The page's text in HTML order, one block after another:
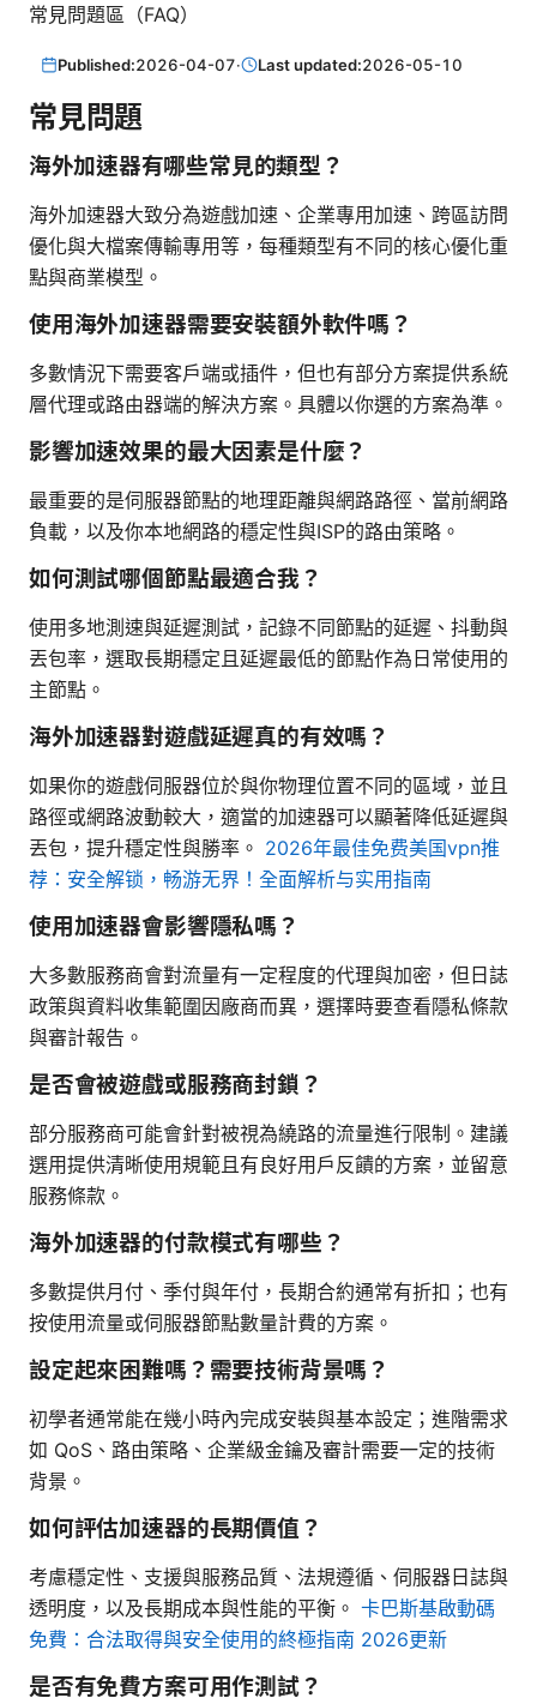
常見問題區（FAQ）
Published:2026-04-07· Last updated:2026-05-10
常見問題
海外加速器有哪些常見的類型？
海外加速器大致分為遊戲加速、企業專用加速、跨區訪問
優化與大檔案傳輸專用等，每種類型有不同的核心優化重
點與商業模型。
使用海外加速器需要安裝額外軟件嗎？
多數情況下需要客戶端或插件，但也有部分方案提供系統
層代理或路由器端的解決方案。具體以你選的方案為準。
影響加速效果的最大因素是什麼？
最重要的是伺服器節點的地理距離與網路路徑、當前網路
負載，以及你本地網路的穩定性與ISP的路由策略。
如何測試哪個節點最適合我？
使用多地測速與延遲測試，記錄不同節點的延遲、抖動與
丟包率，選取長期穩定且延遲最低的節點作為日常使用的
主節點。
海外加速器對遊戲延遲真的有效嗎？
如果你的遊戲伺服器位於與你物理位置不同的區域，並且
路徑或網路波動較大，適當的加速器可以顯著降低延遲與
丟包，提升穩定性與勝率。 2026年最佳免费美国vpn推
荐：安全解锁，畅游无界！全面解析与实用指南
使用加速器會影響隱私嗎？
大多數服務商會對流量有一定程度的代理與加密，但日誌
政策與資料收集範圍因廠商而異，選擇時要查看隱私條款
與審計報告。
是否會被遊戲或服務商封鎖？
部分服務商可能會針對被視為繞路的流量進行限制。建議
選用提供清晰使用規範且有良好用戶反饋的方案，並留意
服務條款。
海外加速器的付款模式有哪些？
多數提供月付、季付與年付，長期合約通常有折扣；也有
按使用流量或伺服器節點數量計費的方案。
設定起來困難嗎？需要技術背景嗎？
初學者通常能在幾小時內完成安裝與基本設定；進階需求
如 QoS、路由策略、企業級金鑰及審計需要一定的技術
背景。
如何評估加速器的長期價值？
考慮穩定性、支援與服務品質、法規遵循、伺服器日誌與
透明度，以及長期成本與性能的平衡。 卡巴斯基啟動碼
免費：合法取得與安全使用的終極指南 2026更新
是否有免費方案可用作測試？